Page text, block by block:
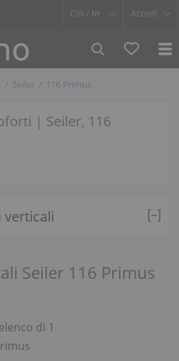
Cm / In Accedi
Seiler 116 Primus
| Seiler, 116
verticali
Seiler 116 Primus
di 1